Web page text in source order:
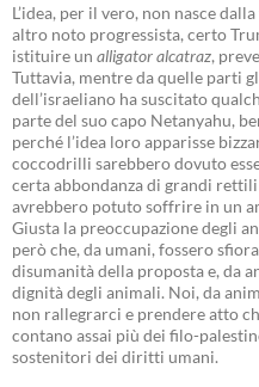
L’idea, per il vero, non nasce
altro noto progressista, certo
istituire un alligator alcatraz,
Tuttavia, mentre da quelle parti
dell’israeliano ha suscitato
parte del suo capo Netanyahu,
perché l’idea loro apparisse
coccodrilli sarebbero dovuto
certa abbondanza di grandi
avrebbero potuto soffrire in un
Giusta la preoccupazione degli
però che, da umani, fossero
disumanità della proposta e, da
dignità degli animali. Noi, da
non rallegrarci e prendere atto
contano assai più dei filo-
sostenitori dei diritti umani.